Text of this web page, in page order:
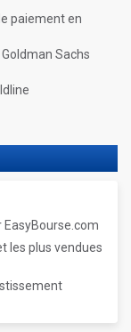
paiement en
Sachs
EasyBourse.com
les plus vendues